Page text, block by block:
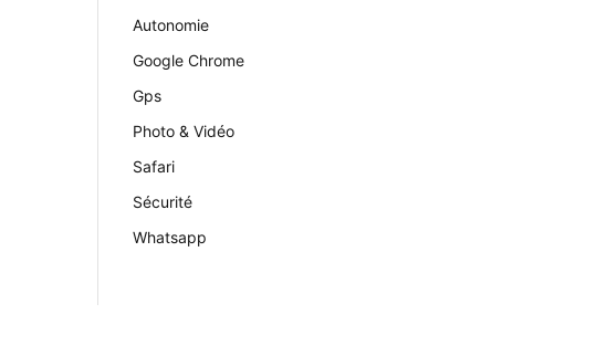
Autonomie
Google Chrome
Gps
Photo & Vidéo
Safari
Sécurité
Whatsapp